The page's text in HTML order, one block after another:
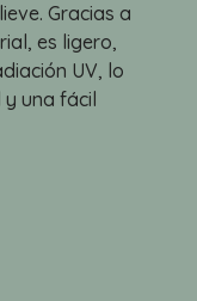
Gracias a
es ligero,
UV, lo
una fácil